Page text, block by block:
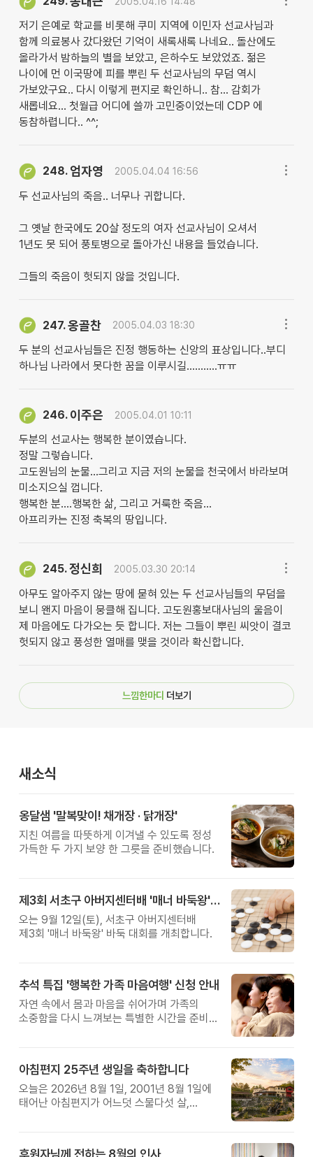
저기 은예로 학교를 비롯해 쿠미 지역에 이민자 선교사님과
함께 의료봉사 갔다왔던 기억이 새록새록 나네요.. 돌산에도
올라가서 밤하늘의 별을 보았고, 은하수도 보았었죠. 젊은
나이에 먼 이국땅에 피를 뿌린 두 선교사님의 무덤 역시
가보았구요.. 다시 이렇게 편지로 확인하니.. 참... 감회가
새롭네요... 첫월급 어디에 쓸까 고민중이었는데 CDP 에
동참하렵니다.. ^^;
248. 엄자영 2005.04.04 16:56
두 선교사님의 죽음.. 너무나 귀합니다.
그 옛날 한국에도 20살 정도의 여자 선교사님이 오셔서
1년도 못 되어 풍토병으로 돌아가신 내용을 들었습니다.
그들의 죽음이 헛되지 않을 것입니다.
247.옹골찬 2005.04.03 18:30
두 분의 선교사님들은 진정 행동하는 신앙의 표상입니다..부디
하나님 나라에서 못다한 꿈을 이루시길...........ㅠㅠ
246. 이주은 2005.04.01 10:11
두분의 선교사는 행복한 분이였습니다.
정말 그렇습니다.
고도원님의 눈물...그리고 지금 저의 눈물을 천국에서 바라보며
미소지으실 껍니다.
행복한 분....행복한 삶, 그리고 거룩한 죽음...
아프리카는 진정 축복의 땅입니다.
245.정신희 2005.03.30 20:14
아무도 알아주지 않는 땅에 묻혀 있는 두 선교사님들의 무덤을
보니 왠지 마음이 뭉클해 집니다. 고도원홍보대사님의 울음이
제 마음에도 다가오는 듯 합니다. 저는 그들이 뿌린 씨앗이 결코
헛되지 않고 풍성한 열매를 맺을 것이라 확신합니다.
느낌한마디 더보기
새소식
옹달샘 '말복맞이! 채개장 · 닭개장'
지친 여름을 따뜻하게 이겨낼 수 있도록 정성
가득한 두 가지 보양 한 그릇을 준비했습니다.
제3회 서초구 아버지센터배 '매너 바둑왕' 대회
오는 9월 12일(토), 서초구 아버지센터배
제3회 '매너 바둑왕' 바둑 대회를 개최합니다.
추석 특집 '행복한 가족 마음여행' 신청 안내
자연 속에서 몸과 마음을 쉬어가며 가족의
소중함을 다시 느껴보는 특별한 시간을 준비해
아침편지 25주년 생일을 축하합니다
오늘은 2026년 8월 1일, 2001년 8월 1일에
태어난 아침편지가 어느덧 스물다섯 살,
후원자님께 전하는 8월의 인사